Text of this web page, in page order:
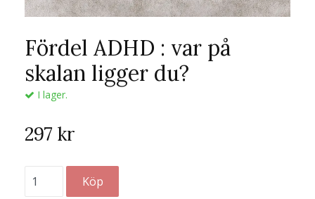
Fördel ADHD : var på
skalan ligger du?
I lager.
297 kr